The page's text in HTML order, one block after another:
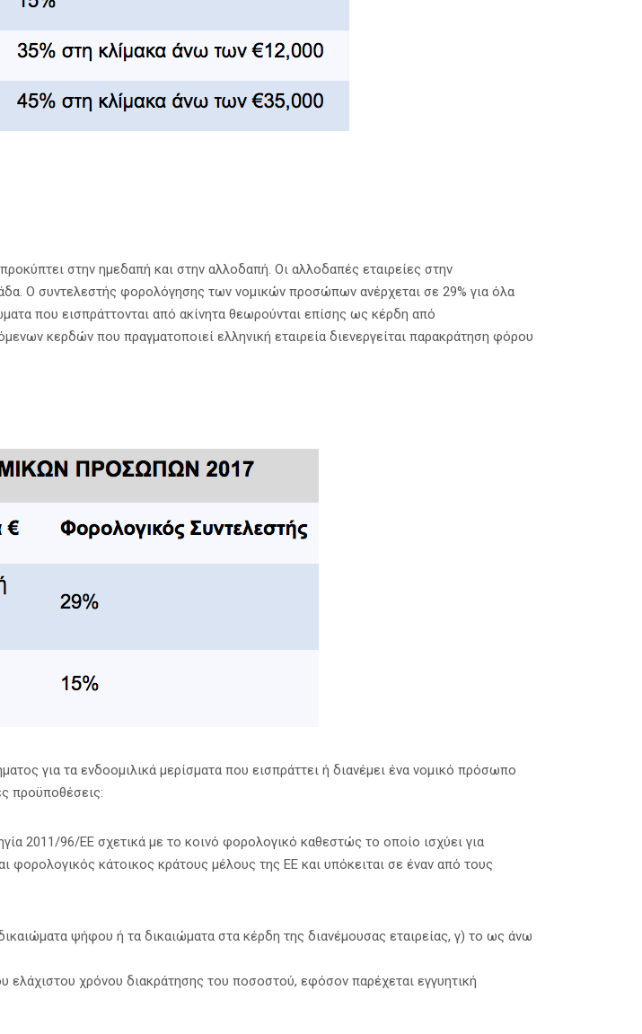
στην ημεδαπή και στην αλλοδαπή. Οι αλλοδαπές εταιρείες στην
Ο συντελεστής φορολόγησης των νομικών προσώπων ανέρχεται σε 29% για όλα
που εισπράττονται από ακίνητα θεωρούνται επίσης ως κέρδη από
κερδών που πραγματοποιεί ελληνική εταιρεία διενεργείται παρακράτηση φόρου
για τα ενδοομιλικά μερίσματα που εισπράττει ή διανέμει ένα νομικό πρόσωπο
προϋποθέσεις:
2011/96/ΕΕ σχετικά με το κοινό φορολογικό καθεστώς το οποίο ισχύει για
φορολογικός κάτοικος κράτους μέλους της ΕΕ και υπόκειται σε έναν από τους
ψήφου ή τα δικαιώματα στα κέρδη της διανέμουσας εταιρείας, γ) το ως άνω
χρόνου διακράτησης του ποσοστού, εφόσον παρέχεται εγγυητική